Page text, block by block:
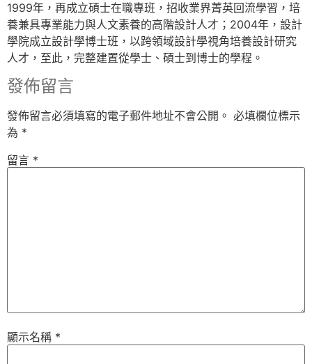
1999年，再成立碩士在職專班，招收業界菁英回流學習，培
養兼具專業能力與人文素養的高階設計人才；2004年，設計
學院成立設計學博士班，以跨領域設計學視角培養設計研究
人才，至此，完整建置從學士、碩士到博士的學程。
發佈留言
發佈留言必須填寫的電子郵件地址不會公開。 必填欄位標示
為 *
留言 *
顯示名稱 *